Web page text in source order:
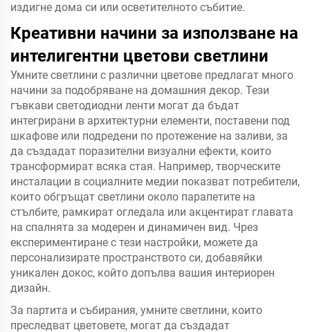
издигне дома си или осветителното събитие.
Креативни начини за използване на
интелигентни цветови светлини
Умните светлини с различни цветове предлагат много
начини за подобряване на домашния декор. Тези
гъвкави светодиодни ленти могат да бъдат
интегрирани в архитектурни елементи, поставени под
шкафове или подредени по протежение на заливи, за
да създадат поразителни визуални ефекти, които
трансформират всяка стая. Например, творческите
инсталации в социалните медии показват потребители,
които обгръщат светлини около парапетите на
стълбите, рамкират огледала или акцентират главата
на спалнята за модерен и динамичен вид. Чрез
експериментиране с тези настройки, можете да
персонализирате пространството си, добавяйки
уникален докос, който допълва вашия интериорен
дизайн.
За партита и събирания, умните светлини, които
преследват цветовете, могат да създадат